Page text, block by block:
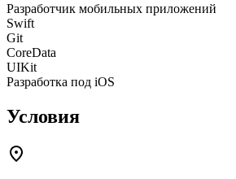
Разработчик мобильных приложений
Swift
Git
CoreData
UIKit
Разработка под iOS
Условия